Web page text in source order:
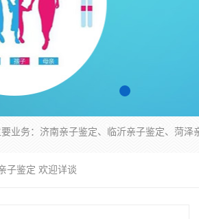
子鉴定 欢迎详谈